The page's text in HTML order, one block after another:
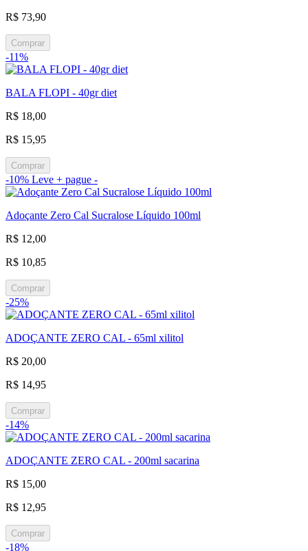
R$ 73,90
Comprar
-11%
BALA FLOPI - 40gr diet
R$ 18,00
R$ 15,95
Comprar
-10% Leve + pague -
Adoçante Zero Cal Sucralose Líquido 100ml
R$ 12,00
R$ 10,85
Comprar
-25%
ADOÇANTE ZERO CAL - 65ml xilitol
R$ 20,00
R$ 14,95
Comprar
-14%
ADOÇANTE ZERO CAL - 200ml sacarina
R$ 15,00
R$ 12,95
Comprar
-18%